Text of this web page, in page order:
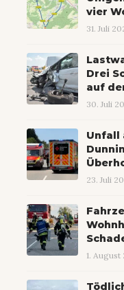
vier
31. Juli
Drei
auf
30. Juli
Unfall
23. Juli
1. August